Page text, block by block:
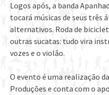
Logos após, a banda
tocará músicas de seus três
alternativos. Roda de
outras sucatas: tudo vira
vozes e o violão.
O evento é uma realização
Produções e conta com o